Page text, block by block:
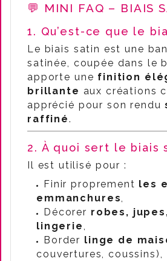
💬 MINI FAQ – BIAIS
1. Qu’est-ce que le
Le biais satin est une
satinée, coupée dans le
apporte une finition
brillante aux créations
apprécié pour son rendu
raffiné.
2. À quoi sert le biais
Il est utilisé pour :
Finir proprement les
emmanchures
Décorer robes,
lingerie
Border linge de
couvertures, coussins),